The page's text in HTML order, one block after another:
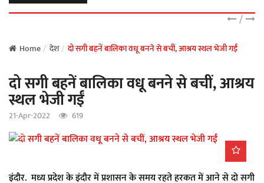
e
i
n
/
Home देश दो सगी बहनें बालिका वधू बनने से बचीं, आश्रय स्थल भेजी गईं
दो सगी बहनें बालिका वधू बनने से बचीं, आश्रय
स्थल भेजी गईं
21-Apr-2022 619
इंदौर. मध्य प्रदेश के इंदौर में प्रशासन के समय रहते हरकत में आने से दो सगी